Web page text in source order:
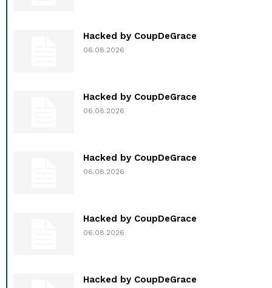
Hacked by CoupDeGrace
06.08.2026
Hacked by CoupDeGrace
06.08.2026
Hacked by CoupDeGrace
06.08.2026
Hacked by CoupDeGrace
06.08.2026
Hacked by CoupDeGrace